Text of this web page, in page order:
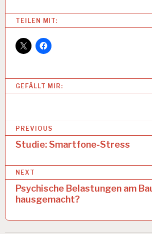
Categories:
1
2
-
U
N
-
A
R
T
S
T
A
TEILEN MIT:
GEFÄLLT MIR:
B
i
t
r
PREVIOUS
Studie: Smartfone-Stress
NEXT
Psychische Belastungen am
hausgemacht?